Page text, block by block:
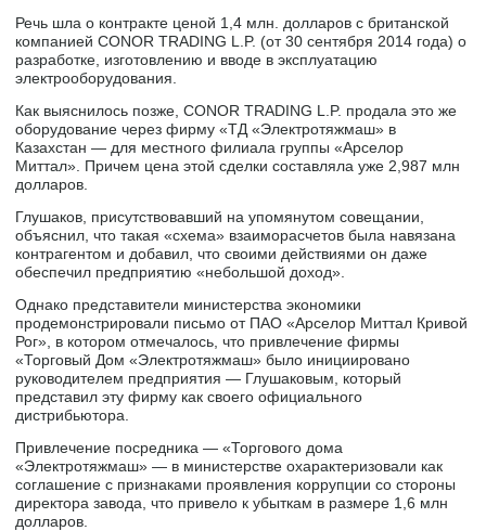
Речь шла о контракте ценой 1,4 млн. долларов с британской
компанией CONOR TRADING L.P. (от 30 сентября 2014 года) о
разработке, изготовлению и вводе в эксплуатацию
электрооборудования.
Как выяснилось позже, CONOR TRADING L.P. продала это же
оборудование через фирму «ТД «Электротяжмаш» в
Казахстан — для местного филиала группы «Арселор
Миттал». Причем цена этой сделки составляла уже 2,987 млн
долларов.
Глушаков, присутствовавший на упомянутом совещании,
объяснил, что такая «схема» взаиморасчетов была навязана
контрагентом и добавил, что своими действиями он даже
обеспечил предприятию «небольшой доход».
Однако представители министерства экономики
продемонстрировали письмо от ПАО «Арселор Миттал Кривой
Рог», в котором отмечалось, что привлечение фирмы
«Торговый Дом «Электротяжмаш» было инициировано
руководителем предприятия — Глушаковым, который
представил эту фирму как своего официального
дистрибьютора.
Привлечение посредника — «Торгового дома
«Электротяжмаш» — в министерстве охарактеризовали как
соглашение с признаками проявления коррупции со стороны
директора завода, что привело к убыткам в размере 1,6 млн
долларов.